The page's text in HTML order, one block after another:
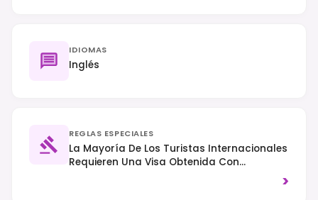
IDIOMAS
Inglés
REGLAS ESPECIALES
La Mayoría De Los Turistas Internacionales
Requieren Una Visa Obtenida Con
>